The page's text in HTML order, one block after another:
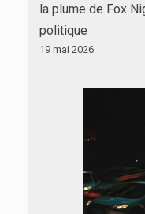
la plume de Fox
politique
19 mai 2026